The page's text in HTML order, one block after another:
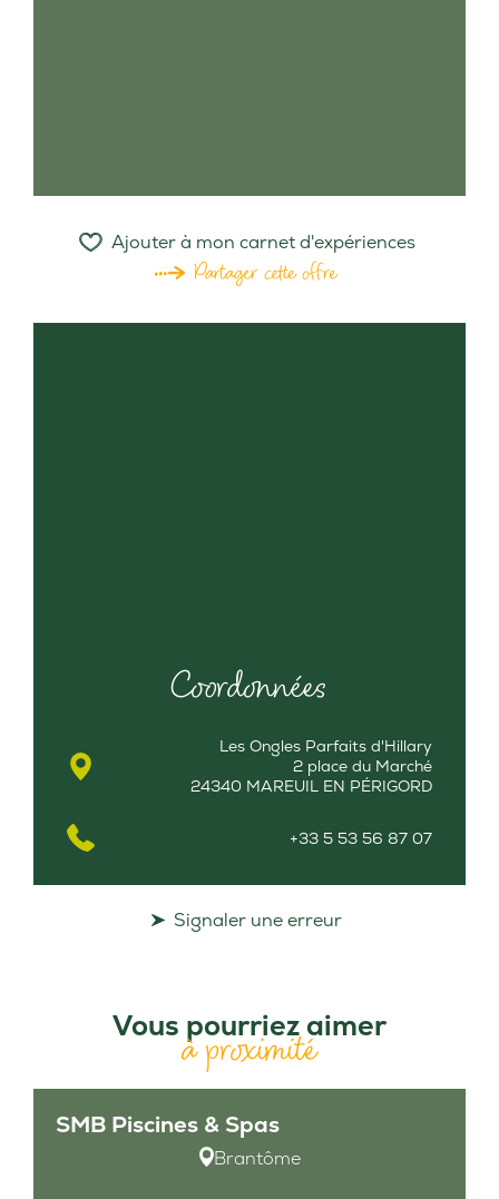
Ajouter à mon carnet d'expériences
Partager cette offre
Coordonnées
Les Ongles Parfaits d'Hillary
2 place du Marché
24340 MAREUIL EN PÉRIGORD
+33 5 53 56 87 07
Signaler une erreur
Vous pourriez aimer
à proximité
SMB Piscines & Spas
Brantôme